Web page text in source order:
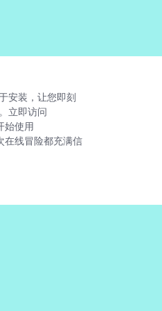
安装，让您即刻
立即访问
始使用
线冒险都充满信